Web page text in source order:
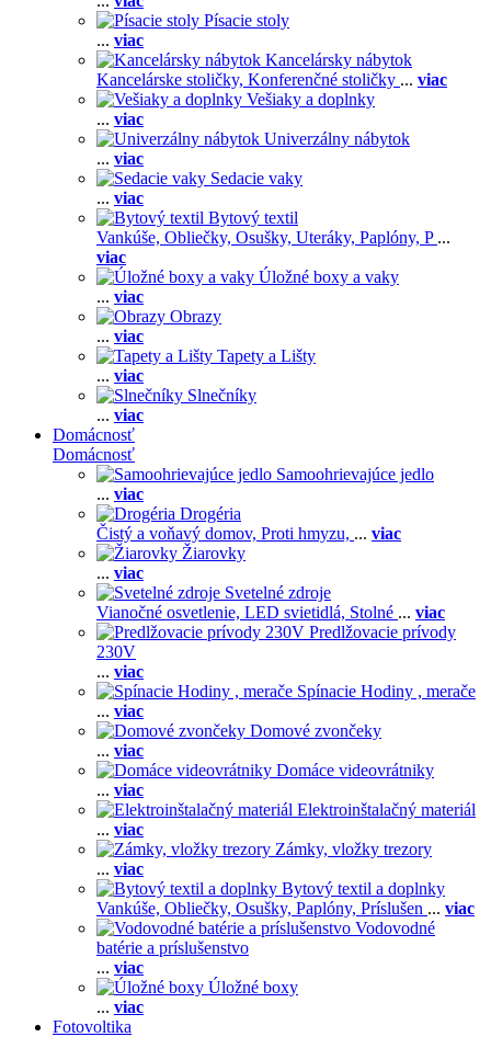
Písacie stoly
... viac
Kancelársky nábytok
Kancelárske stoličky, Konferenčné stoličky ... viac
Vešiaky a doplnky
... viac
Univerzálny nábytok
... viac
Sedacie vaky
... viac
Bytový textil
Vankúše, Obliečky, Osušky, Uteráky, Paplóny, P ...
viac
Úložné boxy a vaky
... viac
Obrazy
... viac
Tapety a Lišty
... viac
Slnečníky
... viac
Domácnosť
Domácnosť
Samoohrievajúce jedlo
... viac
Drogéria
Čistý a voňavý domov, Proti hmyzu, ... viac
Žiarovky
... viac
Svetelné zdroje
Vianočné osvetlenie, LED svietidlá, Stolné ... viac
Predlžovacie prívody
230V
... viac
Spínacie Hodiny , merače
... viac
Domové zvončeky
... viac
Domáce videovrátniky
... viac
Elektroinštalačný materiál
... viac
Zámky, vložky trezory
... viac
Bytový textil a doplnky
Vankúše, Obliečky, Osušky, Paplóny, Príslušen ... viac
Vodovodné
batérie a príslušenstvo
... viac
Úložné boxy
... viac
Fotovoltika